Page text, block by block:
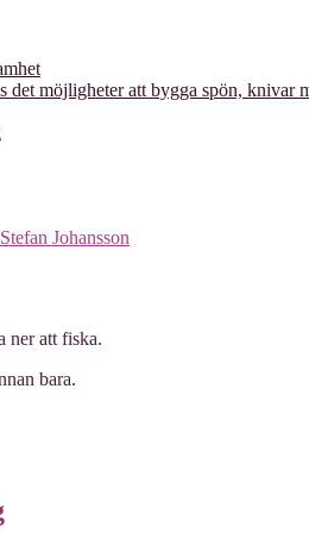
det möjligheter att bygga spön, knivar
Stefan Johansson
ner att fiska.
bara.